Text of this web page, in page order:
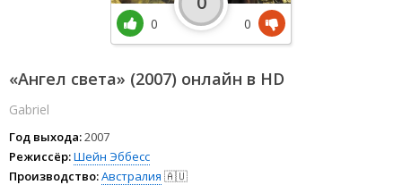
«Ангел света» (2007) онлайн в HD
Gabriel
Год выхода:2007
Режиссёр:Шейн Эббесс
Производство:Австралия 🇦🇺
0 0